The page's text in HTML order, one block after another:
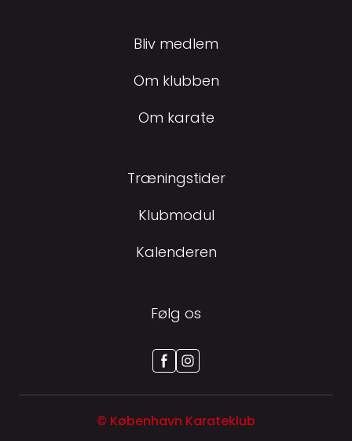
Bliv medlem
Om klubben
Om karate
Træningstider
Klubmodul
Kalenderen
Følg os
© København Karateklub